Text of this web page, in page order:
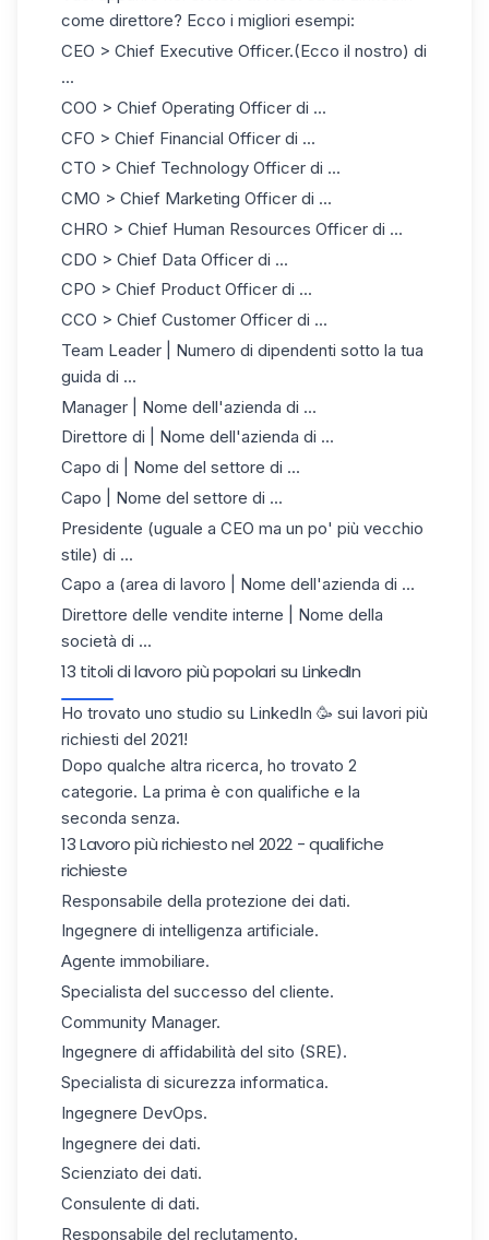
come direttore? Ecco i migliori esempi:
CEO > Chief Executive Officer.(Ecco il nostro) di
...
COO > Chief Operating Officer di ...
CFO > Chief Financial Officer di ...
CTO > Chief Technology Officer di ...
CMO > Chief Marketing Officer di ...
CHRO > Chief Human Resources Officer di ...
CDO > Chief Data Officer di ...
CPO > Chief Product Officer di ...
CCO > Chief Customer Officer di ...
Team Leader | Numero di dipendenti sotto la tua
guida di ...
Manager | Nome dell'azienda di ...
Direttore di | Nome dell'azienda di ...
Capo di | Nome del settore di ...
Capo | Nome del settore di ...
Presidente (uguale a CEO ma un po' più vecchio
stile) di ...
Capo a (area di lavoro | Nome dell'azienda di ...
Direttore delle vendite interne | Nome della
società di ...
13 titoli di lavoro più popolari su LinkedIn
Ho trovato uno studio su LinkedIn 🥳 sui lavori più
richiesti del 2021!
Dopo qualche altra ricerca, ho trovato 2
categorie. La prima è con qualifiche e la
seconda senza.
13 Lavoro più richiesto nel 2022 - qualifiche
richieste
Responsabile della protezione dei dati.
Ingegnere di intelligenza artificiale.
Agente immobiliare.
Specialista del successo del cliente.
Community Manager.
Ingegnere di affidabilità del sito (SRE).
Specialista di sicurezza informatica.
Ingegnere DevOps.
Ingegnere dei dati.
Scienziato dei dati.
Consulente di dati.
Responsabile del reclutamento.